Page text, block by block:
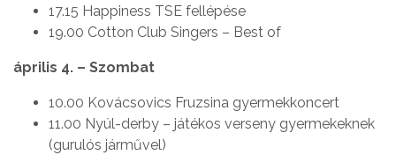
17.15 Happiness TSE fellépése
19.00 Cotton Club Singers – Best of
április 4. – Szombat
10.00 Kovácsovics Fruzsina gyermekkoncert
11.00 Nyúl-derby – játékos verseny gyermekeknek
(gurulós járművel)